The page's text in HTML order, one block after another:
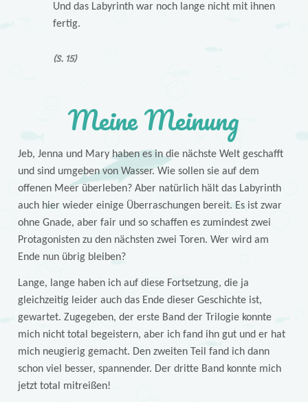
Und das Labyrinth war noch lange nicht mit ihnen
fertig.
(S. 15)
Meine Meinung
Jeb, Jenna und Mary haben es in die nächste Welt geschafft
und sind umgeben von Wasser. Wie sollen sie auf dem
offenen Meer überleben? Aber natürlich hält das Labyrinth
auch hier wieder einige Überraschungen bereit. Es ist zwar
ohne Gnade, aber fair und so schaffen es zumindest zwei
Protagonisten zu den nächsten zwei Toren. Wer wird am
Ende nun übrig bleiben?
Lange, lange haben ich auf diese Fortsetzung, die ja
gleichzeitig leider auch das Ende dieser Geschichte ist,
gewartet. Zugegeben, der erste Band der Trilogie konnte
mich nicht total begeistern, aber ich fand ihn gut und er hat
mich neugierig gemacht. Den zweiten Teil fand ich dann
schon viel besser, spannender. Der dritte Band konnte mich
jetzt total mitreißen!